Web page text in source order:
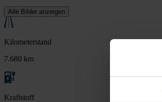
Alle Bilder anzeigen
Kilometerstand
7.680 km
Kraftstoff